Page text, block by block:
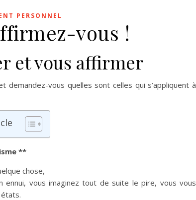
PERSONNEL
vous !
et vous affirmer
demandez-vous quelles sont celles qui s’appliquent à
**
chose,
ennui, vous imaginez tout de suite le pire, vous vous